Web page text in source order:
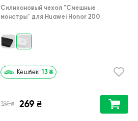
Силиконовый чехол "Cмешные
монстры" для Huawei Honor 200
Кешбек 13 ₴
385 ₴ 269 ₴